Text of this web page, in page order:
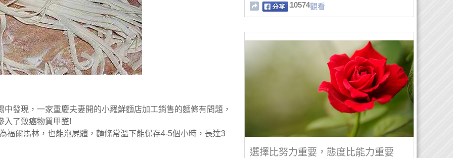
發現，一家重慶夫妻開的小羅鮮麵店加工銷售的麵條有問題，
入了致癌物質甲醛!
福爾馬林，也能泡屍體，麵條常溫下能保存4-5個小時，長達3
10574觀看
選擇比努力重要，態度比能力重要